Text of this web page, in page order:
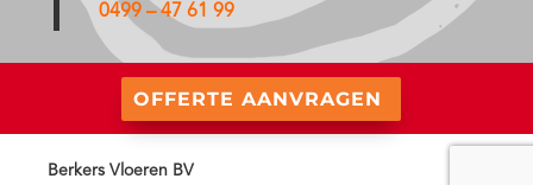
0499 – 47 61 99
OFFERTE AANVRAGEN
Berkers Vloeren BV